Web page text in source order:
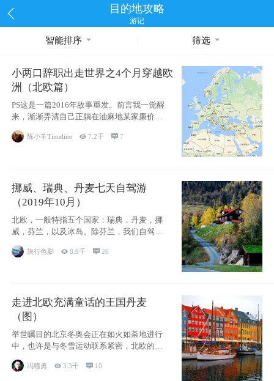
目的地攻略
游记
智能排序 筛选
小两口辞职出走世界之4个月穿越欧
洲（北欧篇）
PS这是一篇2016年故事重发。前言我一觉醒
来，渐渐弄清自己正躺在油麻地某家廉价宾
馆
陈小羊Timeline 7.2千 7
挪威、瑞典、丹麦七天自驾游
（2019年10月）
北欧，一般特指五个国家：瑞典，丹麦，挪
威，芬兰，以及冰岛。除芬兰，我们自驾游
旅行色影 8.9千 26
走进北欧充满童话的王国丹麦
（图）
举世瞩目的北京冬奥会正在如火如荼地进行
中，也许是与冬雪运动联系紧密，北欧的一
些国家因
冯赣勇 3.3千  10